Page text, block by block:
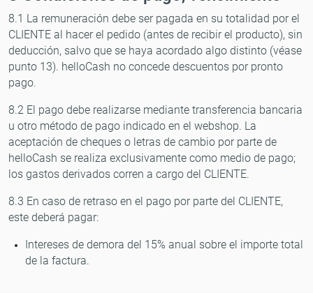
8.1 La remuneración debe ser pagada en su totalidad por el
CLIENTE al hacer el pedido (antes de recibir el producto), sin
deducción, salvo que se haya acordado algo distinto (véase
punto 13). helloCash no concede descuentos por pronto
pago.
8.2 El pago debe realizarse mediante transferencia bancaria
u otro método de pago indicado en el webshop. La
aceptación de cheques o letras de cambio por parte de
helloCash se realiza exclusivamente como medio de pago;
los gastos derivados corren a cargo del CLIENTE.
8.3 En caso de retraso en el pago por parte del CLIENTE,
este deberá pagar:
Intereses de demora del 15% anual sobre el importe total
de la factura.